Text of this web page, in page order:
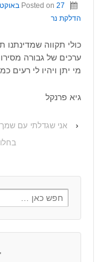
Posted on 27 באוקטובר 2008
הדלקת נר
כולי תקווה
ערכים של גבורה
מי יתן ויהיו לי רעים
גיא פרנקל
‹
אני שגדלתי עם שמך